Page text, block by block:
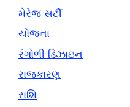
મેરેજ સર્ટી
યોજના
રંગોળી ડિઝાઇન
રાજકારણ
રાશિ